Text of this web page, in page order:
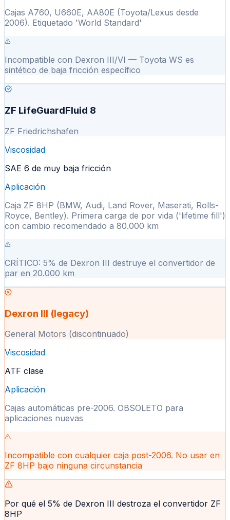
Cajas A760, U660E, AA80E (Toyota/Lexus desde
2006). Etiquetado 'World Standard'
Incompatible con Dexron III/VI — Toyota WS es
sintético de baja fricción específico
ZF LifeGuardFluid 8
ZF Friedrichshafen
Viscosidad
SAE 6 de muy baja fricción
Aplicación
Caja ZF 8HP (BMW, Audi, Land Rover, Maserati, Rolls-
Royce, Bentley). Primera carga de por vida ('lifetime fill')
con cambio recomendado a 80.000 km
CRÍTICO: 5% de Dexron III destruye el convertidor de
par en 20.000 km
Dexron III (legacy)
General Motors (discontinuado)
Viscosidad
ATF clase
Aplicación
Cajas automáticas pre-2006. OBSOLETO para
aplicaciones nuevas
Incompatible con cualquier caja post-2006. No usar en
ZF 8HP bajo ninguna circunstancia
Por qué el 5% de Dexron III destroza el convertidor ZF
8HP